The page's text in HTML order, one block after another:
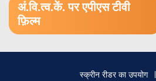
अं.वि.त्व.कें. पर एपीएस टीवी
फ़िल्म
स्क्रीन रीडर का उपयोग